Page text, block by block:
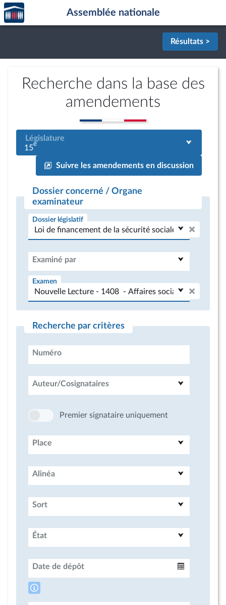
Aller au contenu
Aller en bas de la page
Accèder
à la
page
Assemblée nationale
Résultats >
Recherche dans la base des
amendements
Législature
15e
Suivre les amendements en discussion
Dossier concerné / Organe
examinateur
Dossier législatif
Examiné par
Examen
Recherche par critères
Numéro
Auteur/Cosignataires
Premier signataire uniquement
Place
Alinéa
Sort
État
Date de dépôt